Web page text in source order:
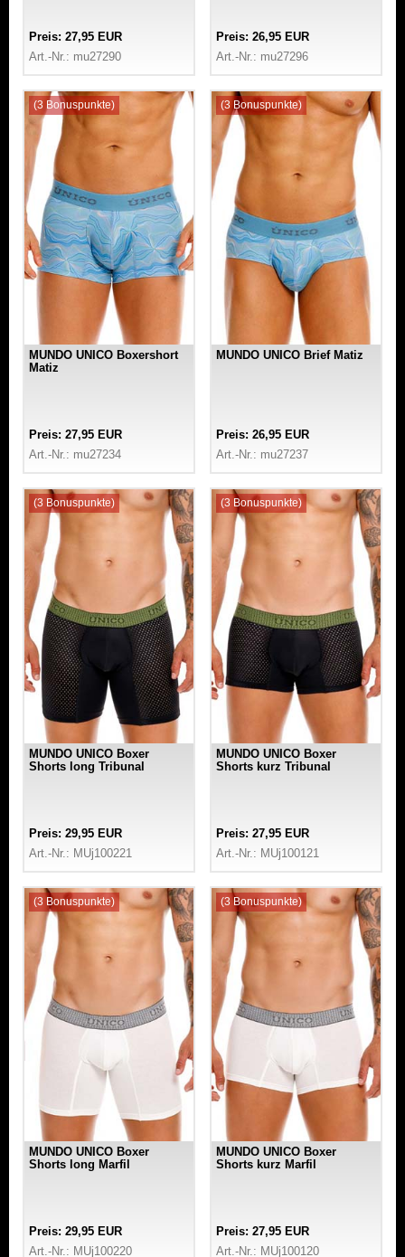
Preis: 27,95 EUR
Art.-Nr.: mu27290
Preis: 26,95 EUR
Art.-Nr.: mu27296
(3 Bonuspunkte)
MUNDO UNICO Boxershort
Matiz
Preis: 27,95 EUR
Art.-Nr.: mu27234
(3 Bonuspunkte)
MUNDO UNICO Brief Matiz
Preis: 26,95 EUR
Art.-Nr.: mu27237
(3 Bonuspunkte)
MUNDO UNICO Boxer
Shorts long Tribunal
Preis: 29,95 EUR
Art.-Nr.: MUj100221
(3 Bonuspunkte)
MUNDO UNICO Boxer
Shorts kurz Tribunal
Preis: 27,95 EUR
Art.-Nr.: MUj100121
(3 Bonuspunkte)
MUNDO UNICO Boxer
Shorts long Marfil
Preis: 29,95 EUR
Art.-Nr.: MUj100220
(3 Bonuspunkte)
MUNDO UNICO Boxer
Shorts kurz Marfil
Preis: 27,95 EUR
Art.-Nr.: MUj100120